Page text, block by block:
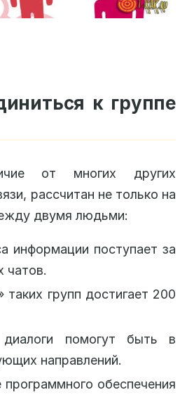
к группе
от многих других
рассчитан не только на
двумя людьми:
информации поступает за
чатов.
таких групп достигает 200
диалоги помогут быть в
направлений.
программного обеспечения